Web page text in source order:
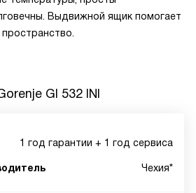
Выдвижной ящик помогает
GI 532 INI
1 год гарантии + 1 год сервиса
Чехия*